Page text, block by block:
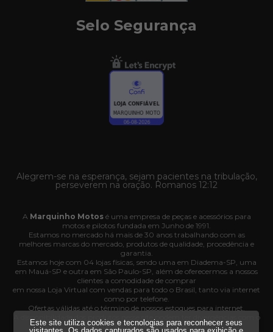
Selo Segurança
Alegrem-se na esperança, sejam pacientes na tribulação,
perseverem na oração. Romanos 12:12
A Marquinho Motosé uma empresa de peças e acessórios para
motos e pilotos fundada em Junho de 1991.
Estamos no mercado há mais de 30 anos trabalhando com as
melhores marcas do mercado, produtos de qualidade, procedência e
garantia.
Estamos hoje com 04 lojas físicas, sendo uma em Diadema-SP, uma
em Mauá-SP e outra em São Paulo-SP, além de oferecermos a nossos
clientes a comodidade de comprar
em nossa Loja Virtual com vendas para todo o Brasil, tanto via internet
como por telefone.
Ofertas válidas até o término de nossos estoques para internet.
A disponibilidade dos produtos nesse site podem ter divergências com o
estoque das nossas lojas físicas.
Este site utiliza cookies e tecnologias para reconhecer seus